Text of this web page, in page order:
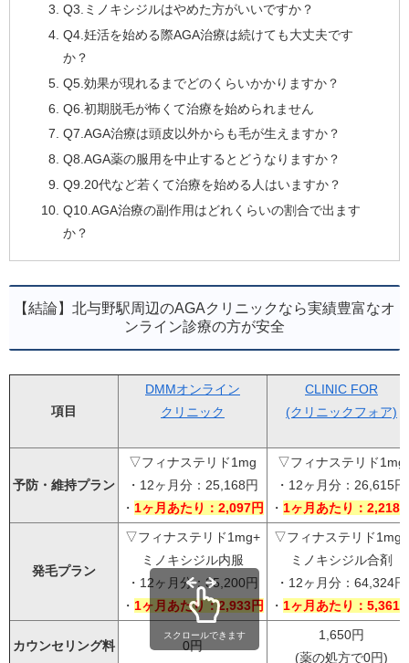
Q3.ミノキシジルはやめた方がいいですか？
Q4.妊活を始める際AGA治療は続けても大丈夫です
か？
Q5.効果が現れるまでどのくらいかかりますか？
Q6.初期脱毛が怖くて治療を始められません
Q7.AGA治療は頭皮以外からも毛が生えますか？
Q8.AGA薬の服用を中止するとどうなりますか？
Q9.20代など若くて治療を始める人はいますか？
Q10.AGA治療の副作用はどれくらいの割合で出ます
か？
【結論】北与野駅周辺のAGAクリニックなら実績豊富なオ
ンライン診療の方が安全
項目
DMMオンライン
クリニック
CLINIC FOR
(クリニックフォア)
予防・維持プラン
▽フィナステリド1mg
・12ヶ月分：25,168円
・ 1ヶ月あたり：2,097円
▽フィナステリド1mg
・12ヶ月分：26,615円
・ 1ヶ月あたり：2,218
発毛プラン
▽フィナステリド1mg+
ミノキシジル内服
・12ヶ月分：35,200円
・ 1ヶ月あたり：2,933円
▽フィナステリド1mg+
ミノキシジル合剤
・12ヶ月分：64,324円
・ 1ヶ月あたり：5,361
カウンセリング料 0円
1,650円
(薬の処方で0円)
スクロールできます